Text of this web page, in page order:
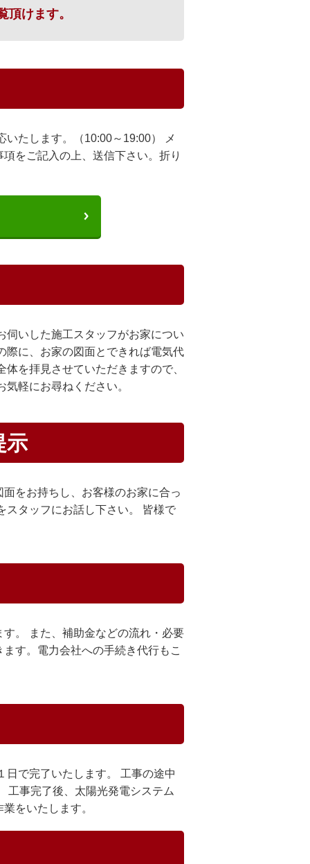
けます。
たします。（10:00～19:00） メ
をご記入の上、送信下さい。折り
伺いした施工スタッフがお家につい
際に、お家の図面とできれば電気代
を拝見させていただきますので、
軽にお尋ねください。
示
をお持ちし、お客様のお家に合っ
スタッフにお話し下さい。 皆様で
。 また、補助金などの流れ・必要
す。電力会社への手続き代行もこ
日で完了いたします。 工事の途中
工事完了後、太陽光発電システム
をいたします。